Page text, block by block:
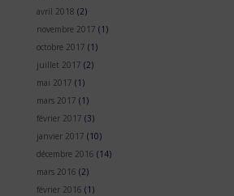
avril 2018 (2)
novembre 2017 (1)
octobre 2017 (1)
juillet 2017 (2)
mai 2017 (1)
mars 2017 (1)
février 2017 (3)
janvier 2017 (10)
décembre 2016 (14)
mars 2016 (2)
février 2016 (1)